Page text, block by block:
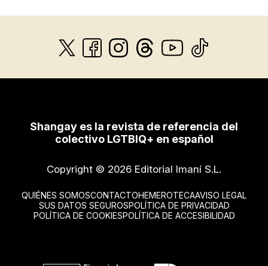
Shangay es la revista de referencia del
colectivo LGTBIQ+ en español
Copyright © 2026 Editorial Imaní S.L.
QUIÉNES SOMOSCONTACTOHEMEROTECAAVISO LEGAL
SUS DATOS SEGUROSPOLÍTICA DE PRIVACIDAD
POLÍTICA DE COOKIESPOLÍTICA DE ACCESIBILIDAD